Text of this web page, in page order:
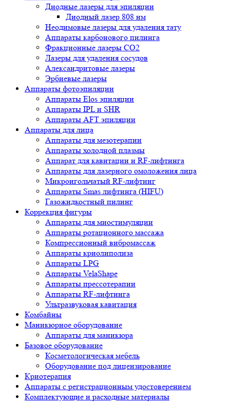
Диодные лазеры для эпиляции
Диодный лазер 808 нм
Неодимовые лазеры для удаления тату
Аппараты карбонового пилинга
Фракционные лазеры CO2
Лазеры для удаления сосудов
Александритовые лазеры
Эрбиевые лазеры
Аппараты фотоэпиляции
Аппараты Elos эпиляции
Аппараты IPL и SHR
Аппараты AFT эпиляции
Аппараты для лица
Аппараты для мезотерапии
Аппараты холодной плазмы
Аппарат для кавитации и RF-лифтинга
Аппараты для лазерного омоложения лица
Микроигольчатый RF-лифтинг
Аппараты Smas лифтинга (HIFU)
Газожидкостный пилинг
Коррекция фигуры
Аппараты для миостимуляции
Аппараты ротационного массажа
Компрессионный вибромассаж
Аппараты криолиполиза
Аппараты LPG
Аппараты VelaShape
Аппараты прессотерапии
Аппараты RF-лифтинга
Ультразвуковая кавитация
Комбайны
Маникюрное оборудование
Аппараты для маникюра
Базовое оборудование
Косметологическая мебель
Оборудование под лицензирование
Криотерапия
Аппараты c регистрационным удостоверением
Комплектующие и расходные материалы